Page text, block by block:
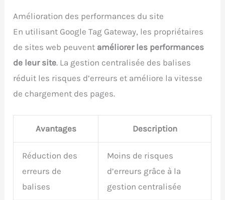
Amélioration des performances du site
En utilisant Google Tag Gateway, les propriétaires
de sites web peuvent améliorer les performances
de leur site. La gestion centralisée des balises
réduit les risques d’erreurs et améliore la vitesse
de chargement des pages.
Avantages Description
Réduction des
erreurs de
balises
Moins de risques
d’erreurs grâce à la
gestion centralisée